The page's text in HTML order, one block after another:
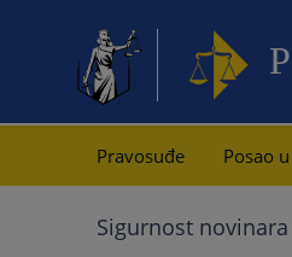
Pravosuđe Posao
Sigurnost novinara